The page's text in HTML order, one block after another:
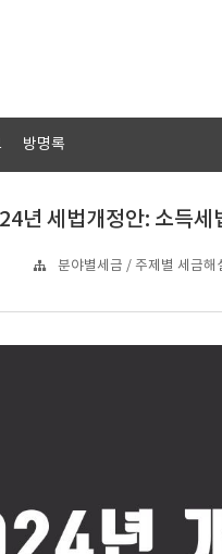
방명록
년 세법개정안: 소득
분야별세금 / 주제별 세금해